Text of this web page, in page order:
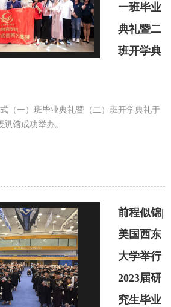
一班毕业
典礼暨二
班开学典
（一）班毕业典礼暨（二）班开学典礼于
趴馆成功举办。
前程似锦|
美国西东
大学举行
2023届研
究生毕业